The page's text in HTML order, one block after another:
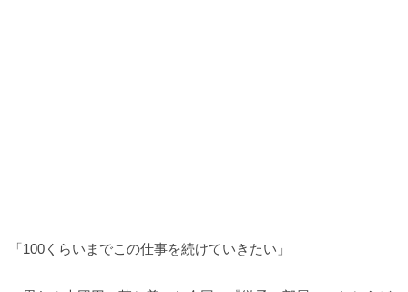
「100くらいまでこの仕事を続けていきたい」